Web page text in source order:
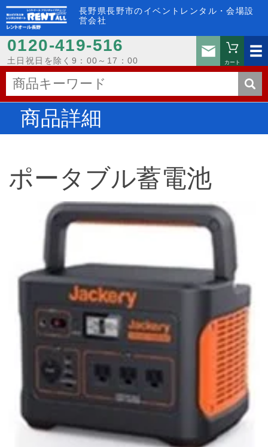
長野県長野市のイベントレンタル・会場設
営会社
0120-419-516
土日祝日を除く9：00～17：00
お問い
カート
商品詳細
ポータブル蓄電池